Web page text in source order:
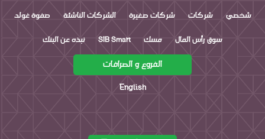
شخصي شركات شركات صغيرة الشركات الناشئة صفوة غولد
سوق رأس المال مسك SIB Smart نبذه عن البنك
الفروع و الصرافات
English